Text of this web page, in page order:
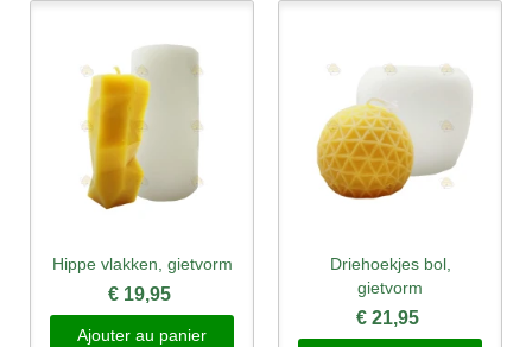
Hippe vlakken, gietvorm
€ 19,95
Ajouter au panier
Driehoekjes bol,
gietvorm
€ 21,95